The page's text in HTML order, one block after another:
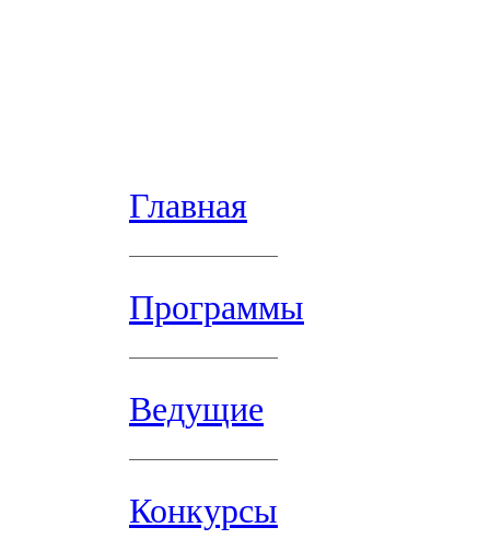
Главная
Программы
Ведущие
Конкурсы